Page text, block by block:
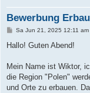
Bewerbung
B
i
a
Sa Jun 21, 2025 12:11 am
Hallo! Guten Abend!
Mein Name ist Wiktor,
die Region "Polen"
und Orte zu erbauen.